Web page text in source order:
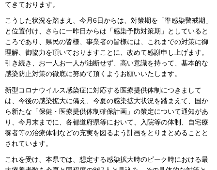
てきております。
こうした状況を踏まえ、今月6日からは、対策期を「準感染警戒期」
と位置付け、さらに一昨日からは「感染予防対策期」としていると
ころであり、県民の皆様、事業者の皆様には、これまでの対策に御
理解、御協力を頂いておりますことに、改めて感謝申し上げます。
引き続き、お一人お一人が油断せず、高い意識を持って、基本的な
感染防止対策の徹底に努めて頂くようお願いいたします。
新型コロナウイルス感染症に対応する医療提供体制につきまして
は、今後の感染拡大に備え、今夏の感染拡大状況を踏まえて、国か
ら新たな「保健・医療提供体制確保計画」の策定について通知があ
り、今月末までに、各都道府県等において、入院等の体制、自宅療
養者等の治療体制などの充実を図るよう計画をとりまとめることと
されています。
これを受け、本県では、想定する感染拡大時のピーク時における最